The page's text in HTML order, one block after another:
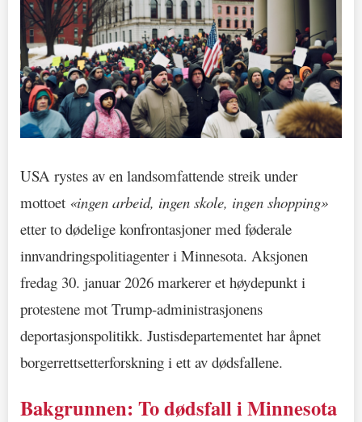
USA rystes av en landsomfattende streik under
mottoet «ingen arbeid, ingen skole, ingen shopping»
etter to dødelige konfrontasjoner med føderale
innvandringspolitiagenter i Minnesota. Aksjonen
fredag 30. januar 2026 markerer et høydepunkt i
protestene mot Trump-administrasjonens
deportasjonspolitikk. Justisdepartementet har åpnet
borgerrettsetterforskning i ett av dødsfallene.
Bakgrunnen: To dødsfall i Minnesota